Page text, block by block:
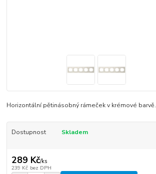
Horizontální pětinásobný rámeček v krémové barvě.
Dostupnost Skladem
289 Kč/ks
239 Kč bez DPH